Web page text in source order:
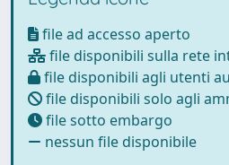
file ad accesso aperto
file disponibili sulla rete
file disponibili agli utenti
file disponibili solo agli
file sotto embargo
nessun file disponibile